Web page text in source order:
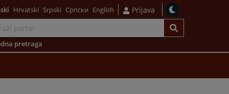
Hrvatski Srpski Српски English Prijava
pretraga